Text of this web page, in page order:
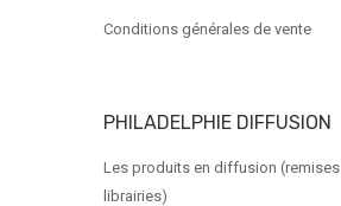
Conditions générales de vente
PHILADELPHIE DIFFUSION
Les produits en diffusion (remises
librairies)